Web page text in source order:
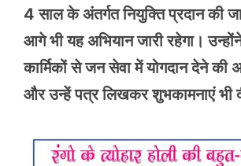
4 साल के अंतर्गत नियुक्ति प्रदान की
आगे भी यह अभियान जारी रहेगा।
कार्मिकों से जन सेवा में योगदान देने की
और उन्हें पत्र लिखकर शुभकामनाएं भी